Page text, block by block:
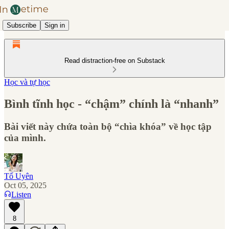
Subscribe Sign in
Read distraction-free on Substack
Học và tự học
Bình tĩnh học - “chậm” chính là “nhanh”
Bài viết này chứa toàn bộ “chìa khóa” về học tập
của mình.
Tố Uyên
Oct 05, 2025
Listen
8